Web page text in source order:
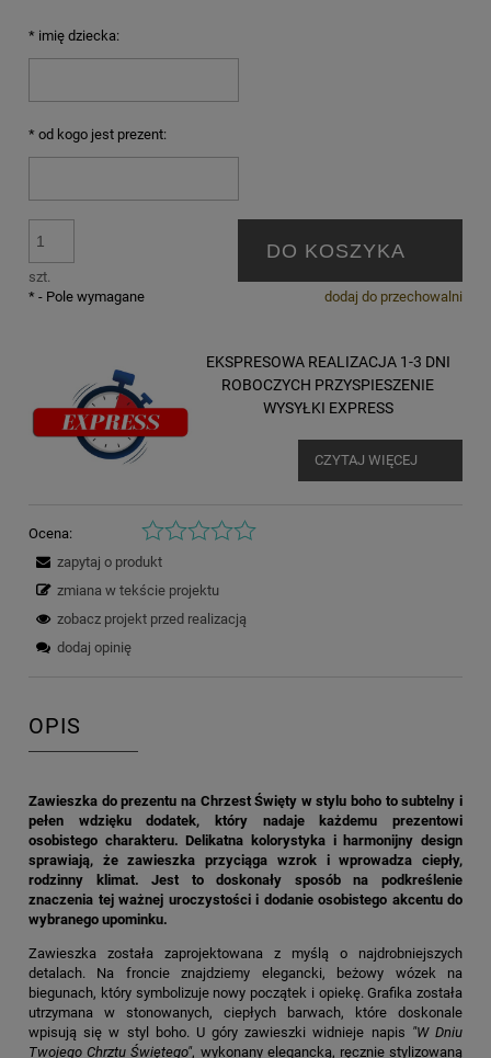
* imię dziecka:
* od kogo jest prezent:
szt.
DO KOSZYKA
dodaj do przechowalni
* - Pole wymagane
EKSPRESOWA REALIZACJA 1-3 DNI
ROBOCZYCH PRZYSPIESZENIE
WYSYŁKI EXPRESS
CZYTAJ WIĘCEJ
Ocena:
zapytaj o produkt
zmiana w tekście projektu
zobacz projekt przed realizacją
dodaj opinię
OPIS
Zawieszka do prezentu na Chrzest Święty w stylu boho to subtelny i
pełen wdzięku dodatek, który nadaje każdemu prezentowi
osobistego charakteru. Delikatna kolorystyka i harmonijny design
sprawiają, że zawieszka przyciąga wzrok i wprowadza ciepły,
rodzinny klimat. Jest to doskonały sposób na podkreślenie
znaczenia tej ważnej uroczystości i dodanie osobistego akcentu do
wybranego upominku.
Zawieszka została zaprojektowana z myślą o najdrobniejszych
detalach. Na froncie znajdziemy elegancki, beżowy wózek na
biegunach, który symbolizuje nowy początek i opiekę. Grafika została
utrzymana w stonowanych, ciepłych barwach, które doskonale
wpisują się w styl boho. U góry zawieszki widnieje napis "W Dniu
Twojego Chrztu Świętego", wykonany elegancką, ręcznie stylizowaną